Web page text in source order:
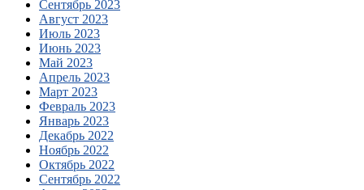
Сентябрь 2023
Август 2023
Июль 2023
Июнь 2023
Май 2023
Апрель 2023
Март 2023
Февраль 2023
Январь 2023
Декабрь 2022
Ноябрь 2022
Октябрь 2022
Сентябрь 2022